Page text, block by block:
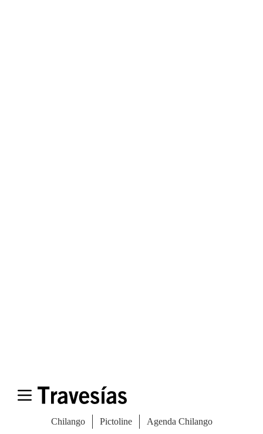
decoración muy acogedora, éste es el
restaurante perfecto californiano: relajado,
con un menú simple, grandes ingredientes y
un ambiente buena onda.